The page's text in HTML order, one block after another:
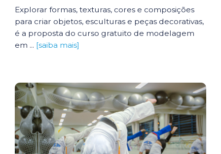
Explorar formas, texturas, cores e composições
para criar objetos, esculturas e peças decorativas,
é a proposta do curso gratuito de modelagem
em ... [saiba mais]